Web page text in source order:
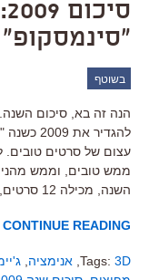
"סינמסקופ"
בשוטף
הנה זה בא, סיכום
להגדיר
עצום של סרטים טובים.
ממש טובים, וממש
השנה, מכילה 12 סרטים, ובהם סרט […]
CONTINUE READING
Tags: 3D אנימציה